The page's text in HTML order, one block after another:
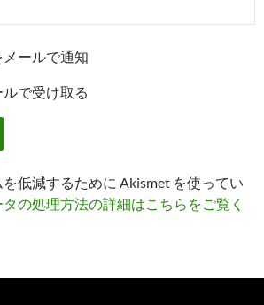
ールで通知
で受け取る
低減するために Akismet を使ってい
の処理方法の詳細はこちらをご覧く